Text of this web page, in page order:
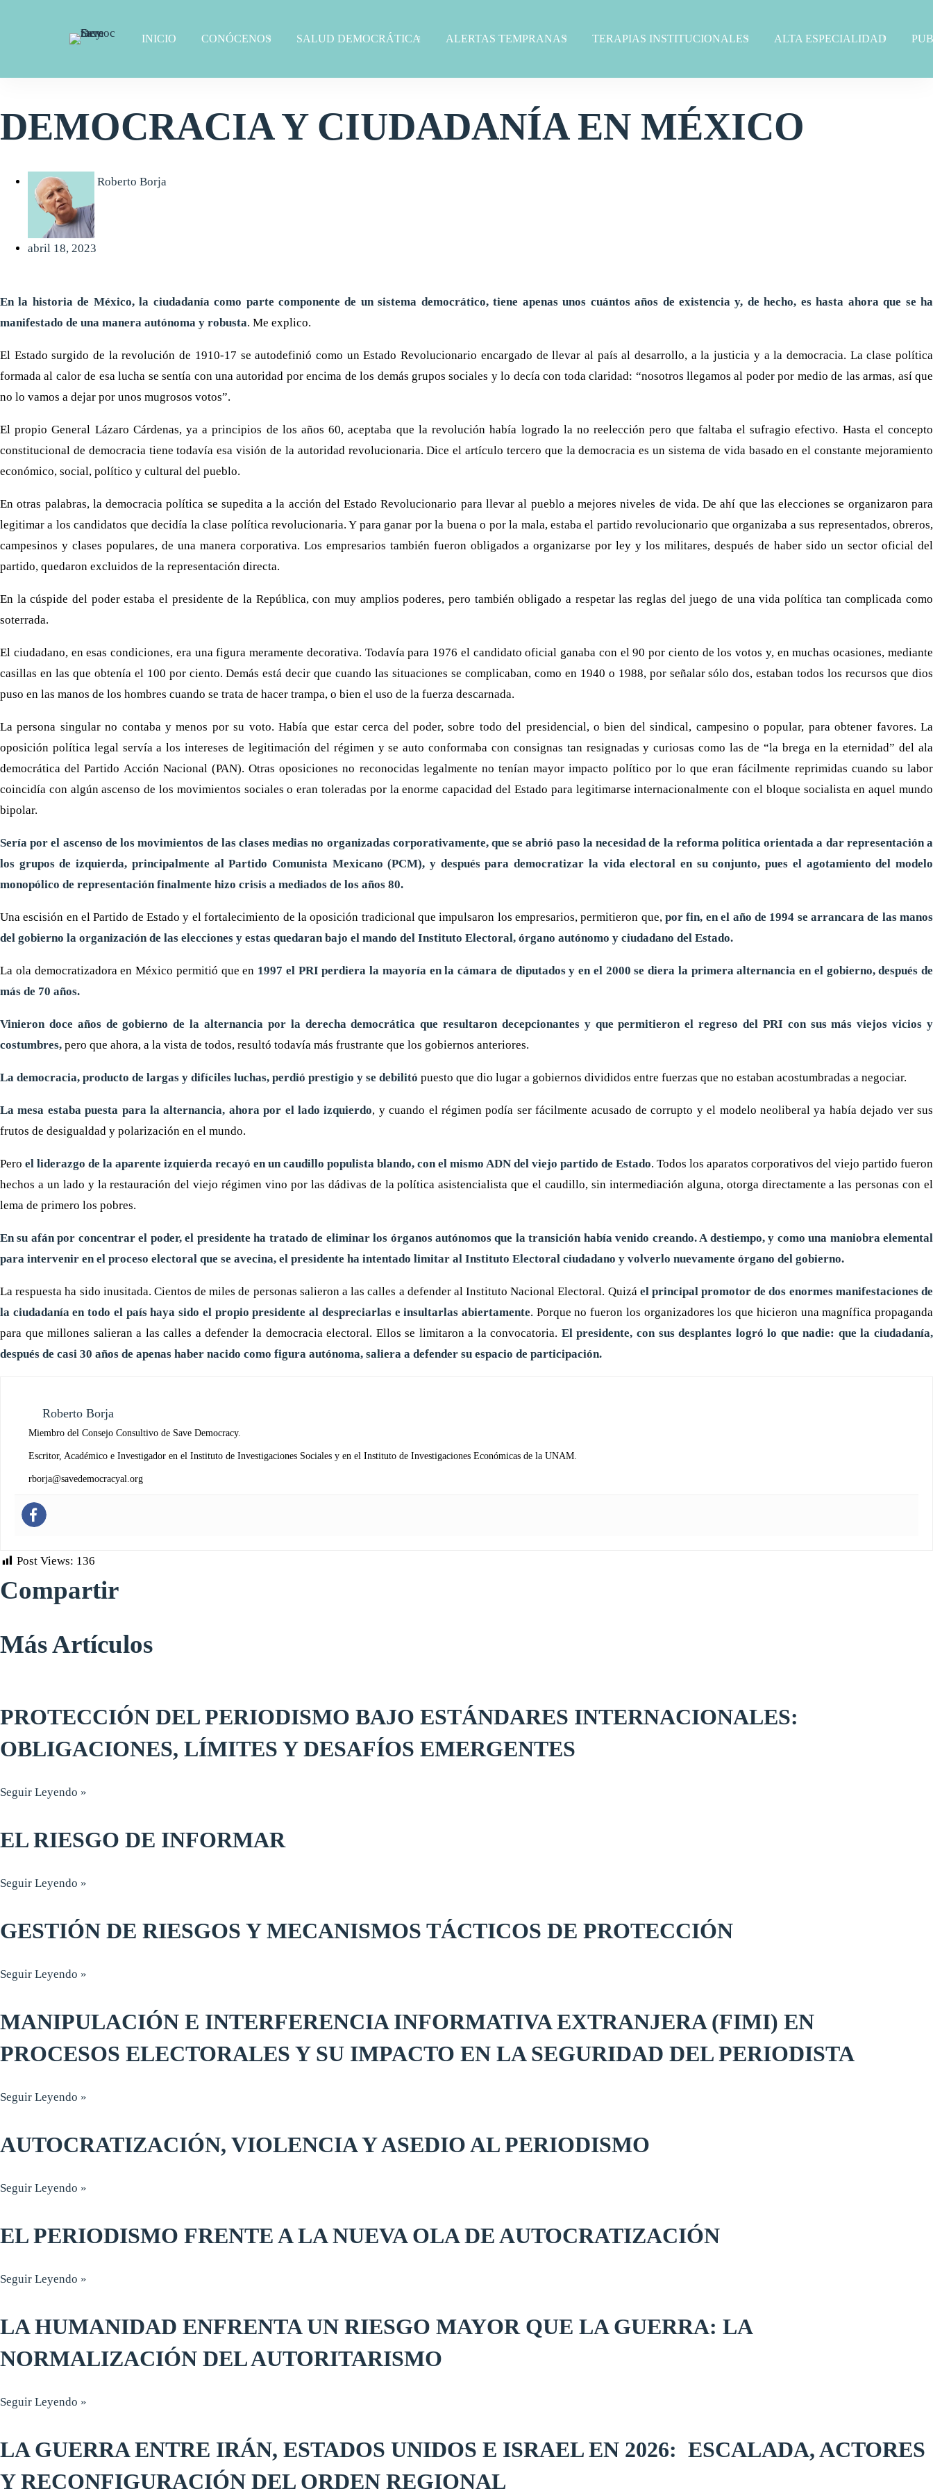
INICIO CONÓCENOS SALUD DEMOCRÁTICA ALERTAS TEMPRANAS TERAPIAS INSTITUCIONALES ALTA ESPECIALIDAD
DEMOCRACIA Y CIUDADANÍA EN MÉXICO
Roberto Borja
abril 18, 2023
En la historia de México, la ciudadanía como parte componente de un sistema democrático, tiene apenas unos cuántos años de existencia y, de hecho, es hasta ahora que se ha
manifestado de una manera autónoma y robusta. Me explico.
El Estado surgido de la revolución de 1910-17 se autodefinió como un Estado Revolucionario encargado de llevar al país al desarrollo, a la justicia y a la democracia. La clase política
formada al calor de esa lucha se sentía con una autoridad por encima de los demás grupos sociales y lo decía con toda claridad: “nosotros llegamos al poder por medio de las armas, así que
no lo vamos a dejar por unos mugrosos votos”.
El propio General Lázaro Cárdenas, ya a principios de los años 60, aceptaba que la revolución había logrado la no reelección pero que faltaba el sufragio efectivo. Hasta el concepto
constitucional de democracia tiene todavía esa visión de la autoridad revolucionaria. Dice el artículo tercero que la democracia es un sistema de vida basado en el constante mejoramiento
económico, social, político y cultural del pueblo.
En otras palabras, la democracia política se supedita a la acción del Estado Revolucionario para llevar al pueblo a mejores niveles de vida. De ahí que las elecciones se organizaron para
legitimar a los candidatos que decidía la clase política revolucionaria. Y para ganar por la buena o por la mala, estaba el partido revolucionario que organizaba a sus representados, obreros,
campesinos y clases populares, de una manera corporativa. Los empresarios también fueron obligados a organizarse por ley y los militares, después de haber sido un sector oficial del
partido, quedaron excluidos de la representación directa.
En la cúspide del poder estaba el presidente de la República, con muy amplios poderes, pero también obligado a respetar las reglas del juego de una vida política tan complicada como
soterrada.
El ciudadano, en esas condiciones, era una figura meramente decorativa. Todavía para 1976 el candidato oficial ganaba con el 90 por ciento de los votos y, en muchas ocasiones, mediante
casillas en las que obtenía el 100 por ciento. Demás está decir que cuando las situaciones se complicaban, como en 1940 o 1988, por señalar sólo dos, estaban todos los recursos que dios
puso en las manos de los hombres cuando se trata de hacer trampa, o bien el uso de la fuerza descarnada.
La persona singular no contaba y menos por su voto. Había que estar cerca del poder, sobre todo del presidencial, o bien del sindical, campesino o popular, para obtener favores. La
oposición política legal servía a los intereses de legitimación del régimen y se auto conformaba con consignas tan resignadas y curiosas como las de “la brega en la eternidad” del ala
democrática del Partido Acción Nacional (PAN). Otras oposiciones no reconocidas legalmente no tenían mayor impacto político por lo que eran fácilmente reprimidas cuando su labor
coincidía con algún ascenso de los movimientos sociales o eran toleradas por la enorme capacidad del Estado para legitimarse internacionalmente con el bloque socialista en aquel mundo
bipolar.
Sería por el ascenso de los movimientos de las clases medias no organizadas corporativamente, que se abrió paso la necesidad de la reforma política orientada a dar representación a
los grupos de izquierda, principalmente al Partido Comunista Mexicano (PCM), y después para democratizar la vida electoral en su conjunto, pues el agotamiento del modelo
monopólico de representación finalmente hizo crisis a mediados de los años 80.
Una escisión en el Partido de Estado y el fortalecimiento de la oposición tradicional que impulsaron los empresarios, permitieron que,por fin, en el año de 1994 se arrancara de las manos
del gobierno la organización de las elecciones y estas quedaran bajo el mando del Instituto Electoral, órgano autónomo y ciudadano del Estado.
La ola democratizadora en México permitió que en 1997 el PRI perdiera la mayoría en la cámara de diputados y en el 2000 se diera la primera alternancia en el gobierno, después de
más de 70 años.
Vinieron doce años de gobierno de la alternancia por la derecha democrática que resultaron decepcionantes y que permitieron el regreso del PRI con sus más viejos vicios y
costumbres, pero que ahora, a la vista de todos, resultó todavía más frustrante que los gobiernos anteriores.
La democracia, producto de largas y difíciles luchas, perdió prestigio y se debilitó puesto que dio lugar a gobiernos divididos entre fuerzas que no estaban acostumbradas a negociar.
La mesa estaba puesta para la alternancia, ahora por el lado izquierdo, y cuando el régimen podía ser fácilmente acusado de corrupto y el modelo neoliberal ya había dejado ver sus
frutos de desigualdad y polarización en el mundo.
Pero el liderazgo de la aparente izquierda recayó en un caudillo populista blando, con el mismo ADN del viejo partido de Estado. Todos los aparatos corporativos del viejo partido fueron
hechos a un lado y la restauración del viejo régimen vino por las dádivas de la política asistencialista que el caudillo, sin intermediación alguna, otorga directamente a las personas con el
lema de primero los pobres.
En su afán por concentrar el poder, el presidente ha tratado de eliminar los órganos autónomos que la transición había venido creando. A destiempo, y como una maniobra elemental
para intervenir en el proceso electoral que se avecina, el presidente ha intentado limitar al Instituto Electoral ciudadano y volverlo nuevamente órgano del gobierno.
La respuesta ha sido inusitada. Cientos de miles de personas salieron a las calles a defender al Instituto Nacional Electoral. Quizá el principal promotor de dos enormes manifestaciones de
la ciudadanía en todo el país haya sido el propio presidente al despreciarlas e insultarlas abiertamente. Porque no fueron los organizadores los que hicieron una magnífica propaganda
para que millones salieran a las calles a defender la democracia electoral. Ellos se limitaron a la convocatoria. El presidente, con sus desplantes logró lo que nadie: que la ciudadanía,
después de casi 30 años de apenas haber nacido como figura autónoma, saliera a defender su espacio de participación.
Roberto Borja
Miembro del Consejo Consultivo de Save Democracy.
Escritor, Académico e Investigador en el Instituto de Investigaciones Sociales y en el Instituto de Investigaciones Económicas de la UNAM.
rborja@savedemocracyal.org
Post Views: 136
Compartir
Más Artículos
PROTECCIÓN DEL PERIODISMO BAJO ESTÁNDARES INTERNACIONALES:
OBLIGACIONES, LÍMITES Y DESAFÍOS EMERGENTES
Seguir Leyendo »
EL RIESGO DE INFORMAR
Seguir Leyendo »
GESTIÓN DE RIESGOS Y MECANISMOS TÁCTICOS DE PROTECCIÓN
Seguir Leyendo »
MANIPULACIÓN E INTERFERENCIA INFORMATIVA EXTRANJERA (FIMI) EN
PROCESOS ELECTORALES Y SU IMPACTO EN LA SEGURIDAD DEL PERIODISTA
Seguir Leyendo »
AUTOCRATIZACIÓN, VIOLENCIA Y ASEDIO AL PERIODISMO
Seguir Leyendo »
EL PERIODISMO FRENTE A LA NUEVA OLA DE AUTOCRATIZACIÓN
Seguir Leyendo »
LA HUMANIDAD ENFRENTA UN RIESGO MAYOR QUE LA GUERRA: LA
NORMALIZACIÓN DEL AUTORITARISMO
Seguir Leyendo »
LA GUERRA ENTRE IRÁN, ESTADOS UNIDOS E ISRAEL EN 2026: ESCALADA, ACTORES
Y RECONFIGURACIÓN DEL ORDEN REGIONAL